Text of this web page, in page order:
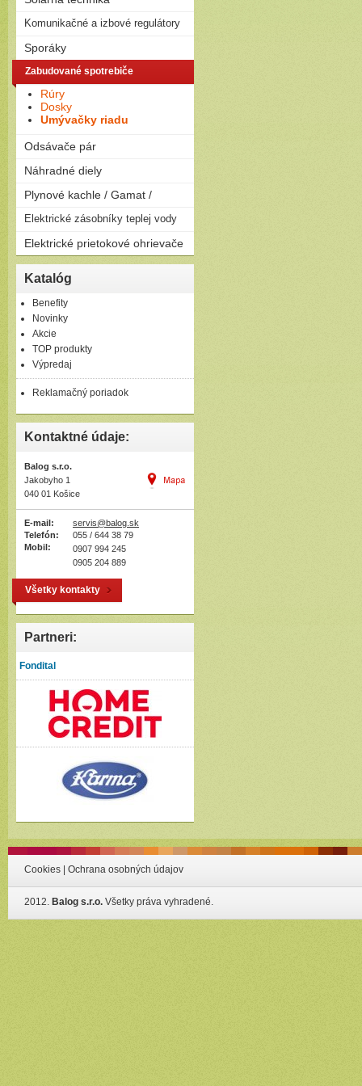
Peletizačné kotly
uhlie
Solárne zostavy - ploché
Solárne zostavy - vákuové
kolektory
Komunikačné a izbové regulátory
Regulátory
Sporáky
Plynové
Elektrické
Kombinované
Zabudované spotrebiče
Rúry
Dosky
Umývačky riadu
Odsávače pár
Komínové
Ostrovčekové
Náhradné diely
Plynové kachle / Gamat /
Plynové kachle
Elektrické zásobníky teplej vody
Závesné
Ležaté
Elektrické prietokové ohrievače
Elektrické prietokové
ohrievače
Katalóg
Benefity
Novinky
Akcie
TOP produkty
Výpredaj
Reklamačný poriadok
Kontaktné údaje:
Balog s.r.o.
Jakobyho 1
040 01 Košice
E-mail:
servis@balog.sk
Telefón:
055 / 644 38 79
Mobil:
0907 994 245
0905 204 889
Všetky kontakty
Partneri:
Fondital
Cookies Ochrana osobných údajov
2012. Balog s.r.o. Všetky práva vyhradené.